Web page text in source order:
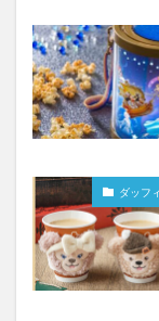
ダッフ